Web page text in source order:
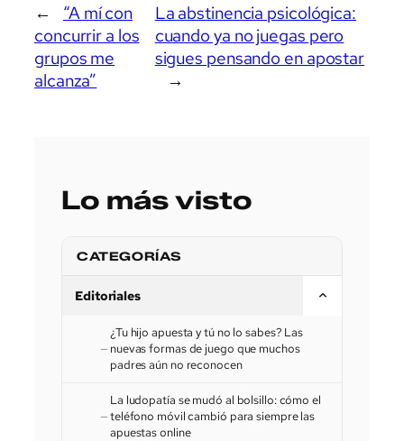
←
“A mí con
concurrir a los
grupos me
alcanza”
La abstinencia psicológica:
cuando ya no juegas pero
sigues pensando en apostar
→
Lo más visto
CATEGORÍAS
Editoriales
¿Tu hijo apuesta y tú no lo sabes? Las
nuevas formas de juego que muchos
padres aún no reconocen
La ludopatía se mudó al bolsillo: cómo el
teléfono móvil cambió para siempre las
apuestas online